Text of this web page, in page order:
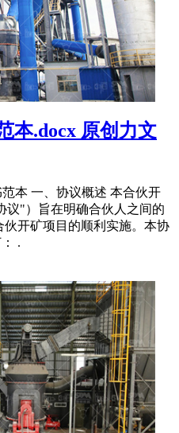
本.docx 原创力文
本 一、协议概述 本合伙开
议"）旨在明确合伙人之间的
开矿项目的顺利实施。本协
.